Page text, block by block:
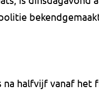
halfvijf vanaf het